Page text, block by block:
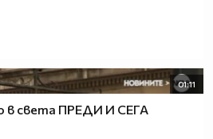
01:11
света ПРЕДИ И СЕГА